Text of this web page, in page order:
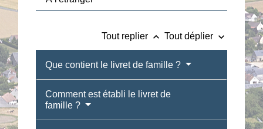
Tout replier keyboard_arrow_up Tout déplier keyboard_arrow_down
Que contient le livret de famille ?
Comment est établi le livret de
famille ?